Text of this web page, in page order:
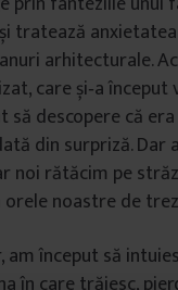
tratează
arhitecturale.
care și‑a
să descopere că
din surpriză. Dar
noi rătăcim pe
noastre de
am început să